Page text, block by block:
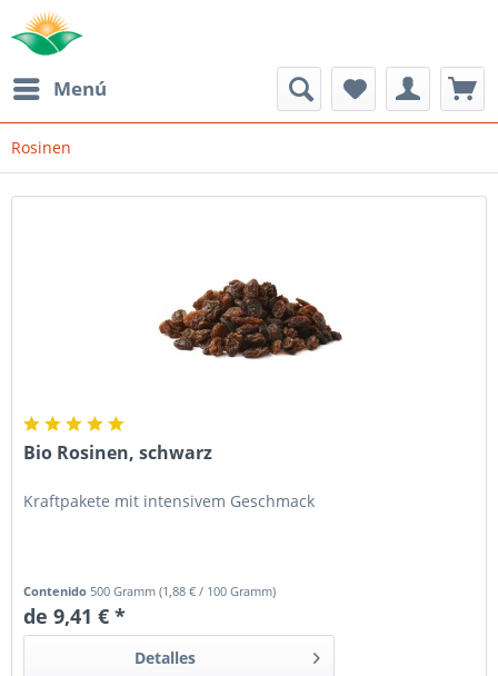
Menú
Rosinen
Bio Rosinen, schwarz
Kraftpakete mit intensivem Geschmack
Contenido500 Gramm(1,88 € / 100 Gramm)
de 9,41 € *
Detalles